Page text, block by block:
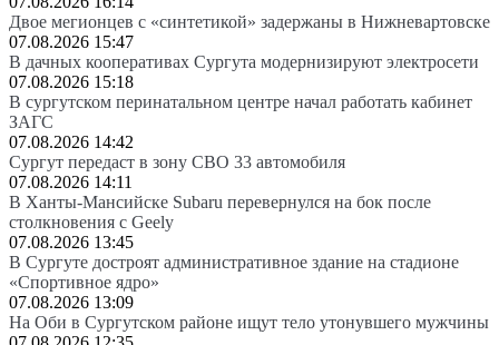
Двое мегионцев с «синтетикой» задержаны в Нижневартовске
07.08.2026 15:47
В дачных кооперативах Сургута модернизируют электросети
07.08.2026 15:18
В сургутском перинатальном центре начал работать кабинет
ЗАГС
07.08.2026 14:42
Сургут передаст в зону СВО 33 автомобиля
07.08.2026 14:11
В Ханты-Мансийске Subaru перевернулся на бок после
столкновения с Geely
07.08.2026 13:45
В Сургуте достроят административное здание на стадионе
«Спортивное ядро»
07.08.2026 13:09
На Оби в Сургутском районе ищут тело утонувшего мужчины